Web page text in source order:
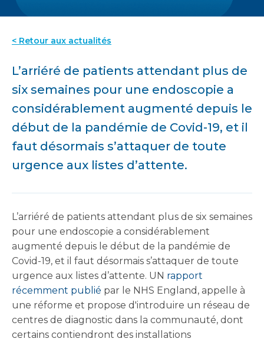
< Retour aux actualités
L’arriéré de patients attendant plus de
six semaines pour une endoscopie a
considérablement augmenté depuis le
début de la pandémie de Covid-19, et il
faut désormais s’attaquer de toute
urgence aux listes d’attente.
L’arriéré de patients attendant plus de six semaines
pour une endoscopie a considérablement
augmenté depuis le début de la pandémie de
Covid-19, et il faut désormais s’attaquer de toute
urgence aux listes d’attente. UN rapport
récemment publié par le NHS England, appelle à
une réforme et propose d'introduire un réseau de
centres de diagnostic dans la communauté, dont
certains contiendront des installations